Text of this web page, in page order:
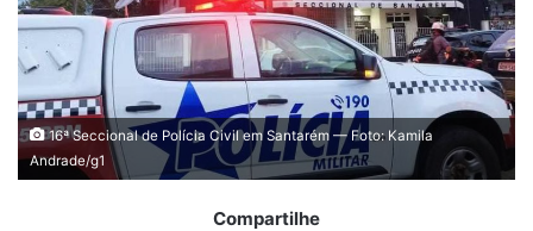
16ª Seccional de Polícia Civil em Santarém — Foto: Kamila
Andrade/g1
Compartilhe